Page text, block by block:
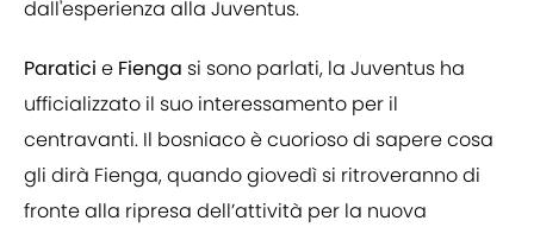
dall'esperienza alla Juventus.
Paratici e Fienga si sono parlati, la Juventus ha
ufficializzato il suo interessamento per il
centravanti. Il bosniaco è cuorioso di sapere cosa
gli dirà Fienga, quando giovedì si ritroveranno di
fronte alla ripresa dell’attività per la nuova